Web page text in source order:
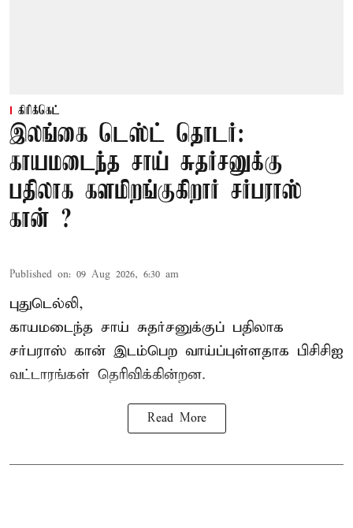
கிரிக்கெட்
இலங்கை டெஸ்ட் தொடர்:
காயமடைந்த சாய் சுதர்சனுக்கு
பதிலாக களமிறங்குகிறார் சர்பராஸ்
கான் ?
Published on: 09 Aug 2026, 6:30 am
புதுடெல்லி,
காயமடைந்த சாய் சுதர்சனுக்குப் பதிலாக
சர்பராஸ் கான் இடம்பெற வாய்ப்புள்ளதாக பிசிசிஐ
வட்டாரங்கள் தெரிவிக்கின்றன.
Read More